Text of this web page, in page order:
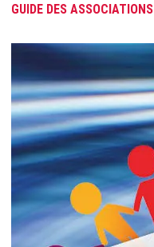
GUIDE DES ASSOCIATIONS